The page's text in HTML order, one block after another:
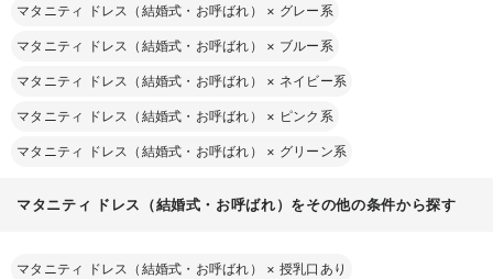
マタニティ ドレス（結婚式・お呼ばれ） × グレー系
マタニティ ドレス（結婚式・お呼ばれ） × ブルー系
マタニティ ドレス（結婚式・お呼ばれ） × ネイビー系
マタニティ ドレス（結婚式・お呼ばれ） × ピンク系
マタニティ ドレス（結婚式・お呼ばれ） × グリーン系
マタニティ ドレス（結婚式・お呼ばれ）をその他の条件から探す
マタニティ ドレス（結婚式・お呼ばれ） × 授乳口あり